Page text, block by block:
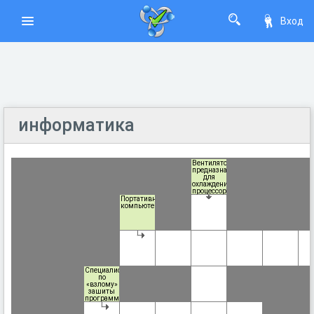
Вход
информатика
Вентилятор,
предназначенный
для
охлаждения
процессора
или
Портативный
компьютер.
Специалист
по
«взлому»
зашиты
программных
продуктов,
с целью